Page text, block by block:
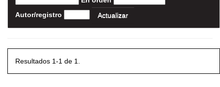
Autor/registro
Resultados 1-1 de 1.